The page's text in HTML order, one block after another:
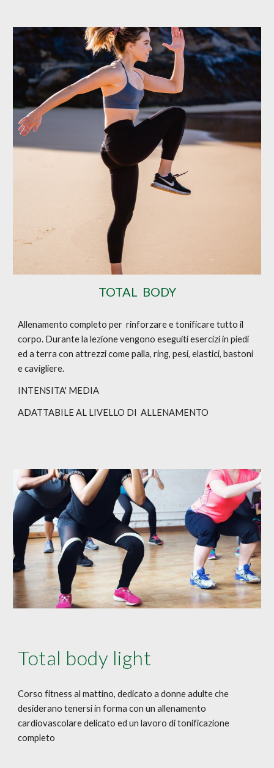
TOTAL BODY
Allenamento completo per rinforzare e tonificare tutto il
corpo. Durante la lezione vengono eseguiti esercizi in piedi
ed a terra con attrezzi come palla, ring, pesi, elastici, bastoni
e cavigliere.
INTENSITA' MEDIA
ADATTABILE AL LIVELLO DI ALLENAMENTO
Total body light
Corso fitness al mattino, dedicato a donne adulte che
desiderano tenersi in forma con un allenamento
cardiovascolare delicato ed un lavoro di tonificazione
completo